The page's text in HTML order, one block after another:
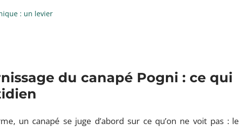
: un levier
du canapé Pogni : ce qui
un canapé se juge d’abord sur ce qu’on ne voit pas : le